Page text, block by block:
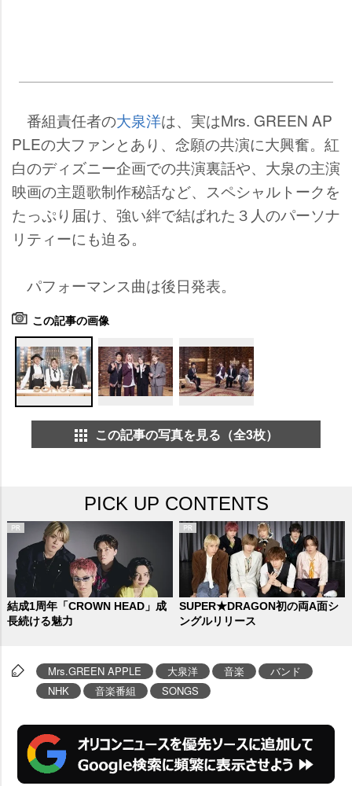
番組責任者の大泉洋は、実はMrs. GREEN AP
PLEの大ファンとあり、念願の共演に大興奮。紅
白のディズニー企画での共演裏話や、大泉の主演
映画の主題歌制作秘話など、スペシャルトークを
たっぷり届け、強い絆で結ばれた３人のパーソナ
リティーにも迫る。
パフォーマンス曲は後日発表。
この記事の画像
この記事の写真を見る（全3枚）
PICK UP CONTENTS
結成1周年「CROWN HEAD」成
長続ける魅力
SUPER★DRAGON初の両A面シ
ングルリリース
Mrs.GREEN APPLE 大泉洋 音楽
バンド
NHK
音楽番組 SONGS